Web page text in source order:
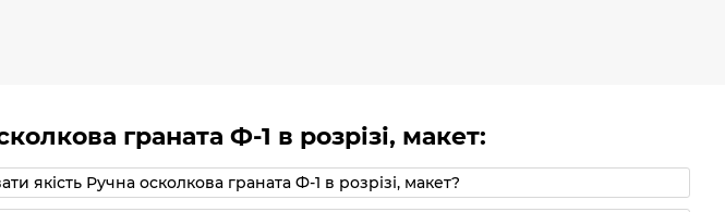
граната Ф-1 в розрізі, макет:
якість Ручна осколкова граната Ф-1 в розрізі, макет?